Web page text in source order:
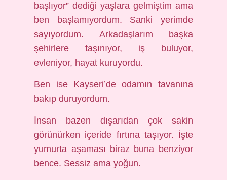
başlıyor” dediği yaşlara gelmiştim ama
ben başlamıyordum. Sanki yerimde
sayıyordum. Arkadaşlarım başka
şehirlere taşınıyor, iş buluyor,
evleniyor, hayat kuruyordu.
Ben ise Kayseri’de odamın tavanına
bakıp duruyordum.
İnsan bazen dışarıdan çok sakin
görünürken içeride fırtına taşıyor. İşte
yumurta aşaması biraz buna benziyor
bence. Sessiz ama yoğun.